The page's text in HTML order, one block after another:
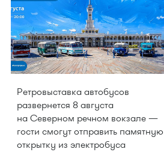
Ретровыставка автобусов
развернется 8 августа
на Северном речном вокзале —
гости смогут отправить памятную
открытку из электробуса